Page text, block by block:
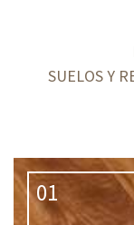
SUELOS Y
01